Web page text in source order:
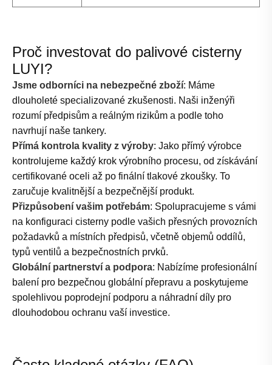
Proč investovat do palivové cisterny
LUYI?
Jsme odborníci na nebezpečné zboží: Máme
dlouholeté specializované zkušenosti. Naši inženýři
rozumí předpisům a reálným rizikům a podle toho
navrhují naše tankery.
Přímá kontrola kvality z výroby: Jako přímý výrobce
kontrolujeme každý krok výrobního procesu, od získávání
certifikované oceli až po finální tlakové zkoušky. To
zaručuje kvalitnější a bezpečnější produkt.
Přizpůsobení vašim potřebám: Spolupracujeme s vámi
na konfiguraci cisterny podle vašich přesných provozních
požadavků a místních předpisů, včetně objemů oddílů,
typů ventilů a bezpečnostních prvků.
Globální partnerství a podpora: Nabízíme profesionální
balení pro bezpečnou globální přepravu a poskytujeme
spolehlivou poprodejní podporu a náhradní díly pro
dlouhodobou ochranu vaší investice.